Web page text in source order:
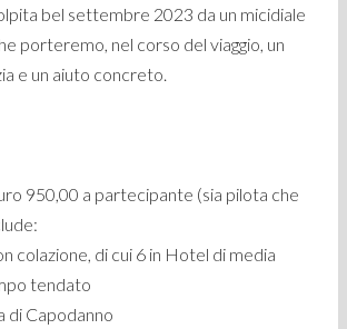
bel settembre 2023 da un micidiale
porteremo, nel corso del viaggio, un
e un aiuto concreto.
950,00 a partecipante (sia pilota che
colazione, di cui 6 in Hotel di media
tendato
di Capodanno